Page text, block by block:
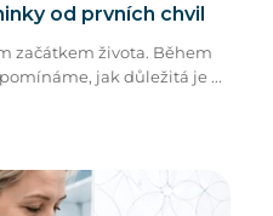
od prvních chvil
začátkem života. Během
jak důležitá je ...